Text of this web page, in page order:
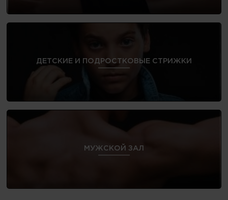
ДЕТСКИЕ И ПОДРОСТКОВЫЕ СТРИЖКИ
МУЖСКОЙ ЗАЛ